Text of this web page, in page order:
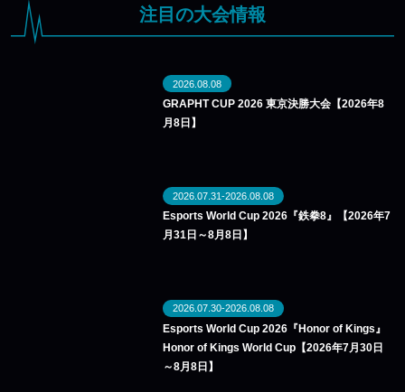
注目の大会情報
2026.08.08
GRAPHT CUP 2026 東京決勝大会【2026年8
月8日】
2026.07.31-2026.08.08
Esports World Cup 2026『鉄拳8』【2026年7
月31日～8月8日】
2026.07.30-2026.08.08
Esports World Cup 2026『Honor of Kings』
Honor of Kings World Cup【2026年7月30日
～8月8日】